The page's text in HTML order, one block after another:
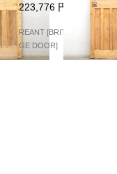
223,776 円
REANT [BRITISH VINTA
GE DOOR]